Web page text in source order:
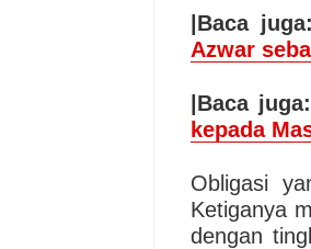
|Baca
Azwar
|Baca juga:
kepada
Obligasi
Ketiganya
dengan